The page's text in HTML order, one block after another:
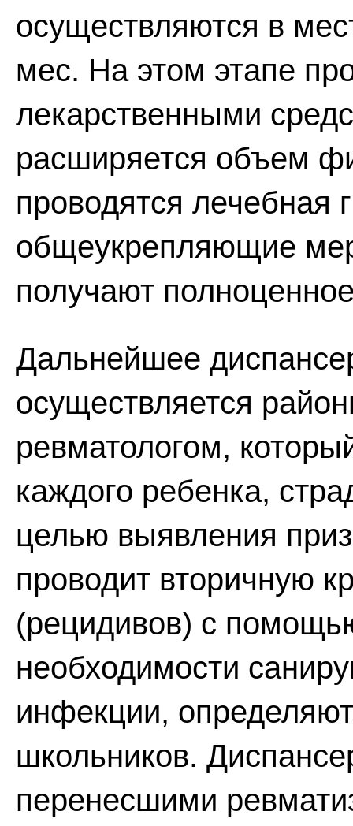
осуществляются в
мес. На этом этапе
лекарственными
расширяется объем
проводятся лечебная
общеукрепляющие
получают
Дальнейшее
осуществляется
ревматологом,
каждого ребенка,
целью выявления
проводит вторичную
(рецидивов) с
необходимости
инфекции,
школьников.
перенесшими